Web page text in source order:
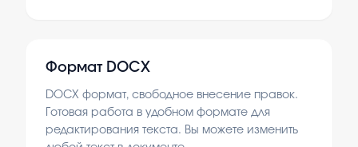
Формат DOCX
DOCX формат, свободное внесение правок.
Готовая работа в удобном формате для
редактирования текста. Вы можете изменить